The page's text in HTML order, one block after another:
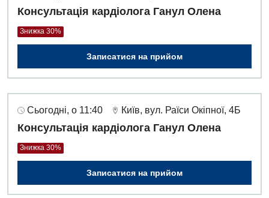
Консультація кардіолога Ганул Олена
Знижка 30%
Записатися на прийом
Сьогодні, о 11:40 Київ, вул. Раїси Окіпної, 4Б
Консультація кардіолога Ганул Олена
Знижка 30%
Записатися на прийом